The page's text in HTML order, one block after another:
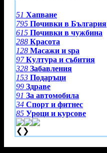
51 Хапване
795 Почивки в България
615 Почивки в чужбина
288 Красота
128 Масажи и spa
97 Култура и събития
328 Забавления
153 Подаръци
99 Здраве
91 За автомобила
34 Спорт и фитнес
85 Уроци и курсове
❮ ❯